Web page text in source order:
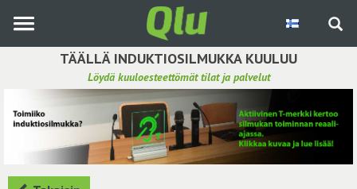
pääsisältöön
TÄÄLLÄ INDUKTIOSILMUKKA KUULUU
Löydä kuuloesteettömät tilat ja palvelut
Etsi induktiosilmukka
Tee ehdotus ja vaikuta kuulemiskokemukseen
Hae ehdotuksia